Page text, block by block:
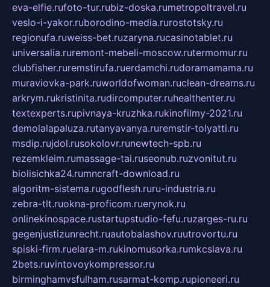
eva-elfie.rufoto-tur.rubiz-doska.rumetropoltravel.ru
veslo-i-yakor.ruborodino-media.rurostotsky.ru
regionufa.ruweiss-bet.ruzaryna.rucasinotablet.ru
universalia.ruremont-mebeli-moscow.rutermomur.ru
clubfisher.ruremstirufa.ruerdamchi.rudoramamama.ru
muraviovka-park.ruworldofwoman.ruclean-dreams.ru
arkrym.rukristinita.rudircomputer.ruhealthenter.ru
textexperts.rupivnaya-kruzhka.rukinofilmy-2021.ru
demolalapaluza.rutanyavanya.ruremstir-tolyatti.ru
msdip.rujdol.rusokolovr.runewtech-spb.ru
rezemkleim.rumassage-tai.ruseonub.ruzvonitut.ru
biolisichka24.rumncraft-download.ru
algoritm-sistema.rugodflesh.ruru-industria.ru
zebra-tlt.ruokna-proficom.ruerynok.ru
onlinekinospace.rustartupstudio-fefu.ruzarges-ru.ru
gegenjustizunrecht.ruautobalashov.ruutrovortu.ru
spiski-firm.ruelara-m.rukinomusorka.rumkcslava.ru
2bets.ruvintovoykompressor.ru
birminghamvsfulham.rusarmat-komp.rupioneeri.ru